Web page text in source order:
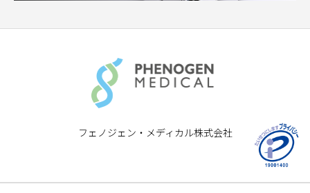
フェノジェン・メディカル株式会社